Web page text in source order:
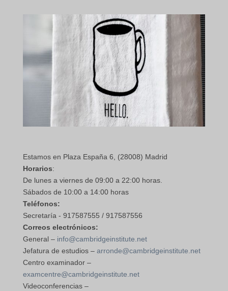
Estamos en Plaza España 6, (28008) Madrid
Horarios:
De lunes a viernes de 09:00 a 22:00 horas.
Sábados de 10:00 a 14:00 horas
Teléfonos:
Secretaría - 917587555 / 917587556
Correos electrónicos:
General – info@cambridgeinstitute.net
Jefatura de estudios – arronde@cambridgeinstitute.net
Centro examinador –
examcentre@cambridgeinstitute.net
Videoconferencias –